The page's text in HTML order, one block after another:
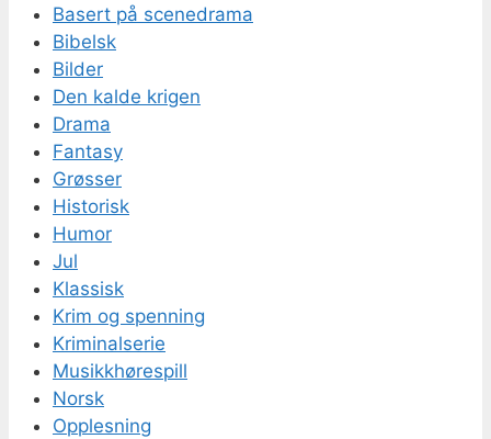
Basert på scenedrama
Bibelsk
Bilder
Den kalde krigen
Drama
Fantasy
Grøsser
Historisk
Humor
Jul
Klassisk
Krim og spenning
Kriminalserie
Musikkhørespill
Norsk
Opplesning